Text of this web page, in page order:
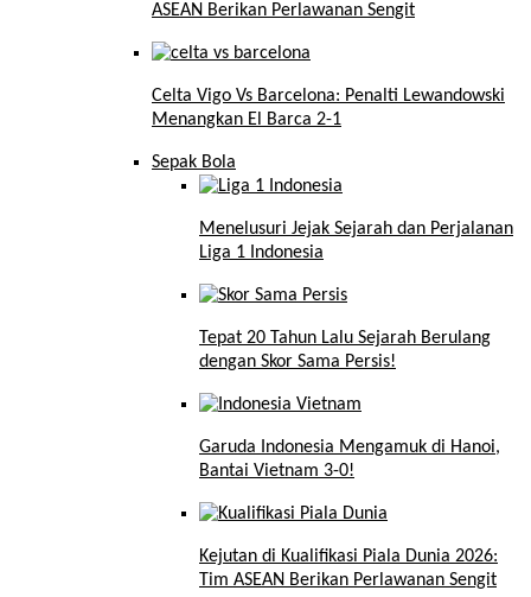
ASEAN Berikan Perlawanan Sengit
Celta Vigo Vs Barcelona: Penalti Lewandowski
Menangkan El Barca 2-1
Sepak Bola
Menelusuri Jejak Sejarah dan Perjalanan
Liga 1 Indonesia
Tepat 20 Tahun Lalu Sejarah Berulang
dengan Skor Sama Persis!
Garuda Indonesia Mengamuk di Hanoi,
Bantai Vietnam 3-0!
Kejutan di Kualifikasi Piala Dunia 2026:
Tim ASEAN Berikan Perlawanan Sengit